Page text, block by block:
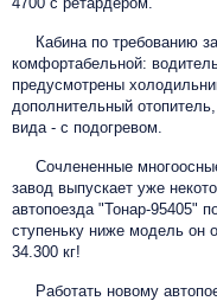
Кабина по требованию
комфортабельной:
предусмотрены
дополнительный
вида - с подогревом.
Сочлененные многоосные
завод выпускает уже
автопоезда "Тонар-95405"
ступеньку ниже модель он
34.300 кг!
Работать новому